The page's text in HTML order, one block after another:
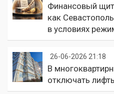
Финансовый
как
в условиях
26-06-2026 21:18
В
отключать